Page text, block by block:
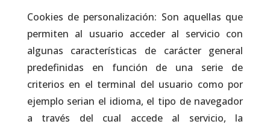
Cookies de personalización: Son aquellas que
permiten al usuario acceder al servicio con
algunas características de carácter general
predefinidas en función de una serie de
criterios en el terminal del usuario como por
ejemplo serian el idioma, el tipo de navegador
a través del cual accede al servicio, la